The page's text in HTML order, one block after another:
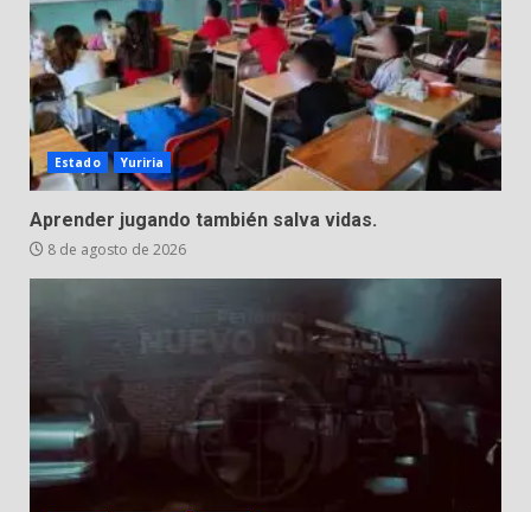
Estado Yuriria
Aprender jugando también salva vidas.
8 de agosto de 2026